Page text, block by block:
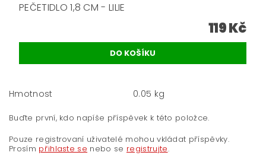
PEČETIDLO 1,8 CM - LILIE
119 Kč
Hmotnost 0.05 kg
Buďte první, kdo napíše příspěvek k této položce.
Pouze registrovaní uživatelé mohou vkládat příspěvky.
Prosím přihlaste se nebo se registrujte.